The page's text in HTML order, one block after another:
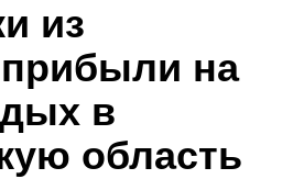
из
на
в
область